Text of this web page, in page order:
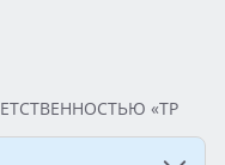
«ТР
Петербург, пер.